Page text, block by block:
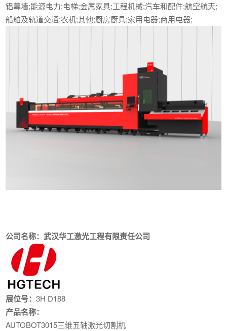
铝幕墙;能源电力;电梯;金属家具;工程机械;汽车和配件;航空航天;
船舶及轨道交通;农机;其他;厨房厨具;家用电器;商用电器;
公司名称：武汉华工激光工程有限责任公司
展位号：3H D188
产品名称：
AUTOBOT3015三维五轴激光切割机